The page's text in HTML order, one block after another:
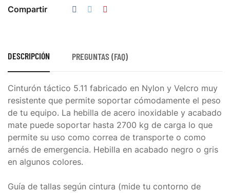
Compartir
DESCRIPCIÓN PREGUNTAS (FAQ)
Cinturón táctico 5.11 fabricado en Nylon y Velcro muy
resistente que permite soportar cómodamente el peso
de tu equipo. La hebilla de acero inoxidable y acabado
mate puede soportar hasta 2700 kg de carga lo que
permite su uso como correa de transporte o como
arnés de emergencia. Hebilla en acabado negro o gris
en algunos colores.
Guía de tallas según cintura (mide tu contorno de